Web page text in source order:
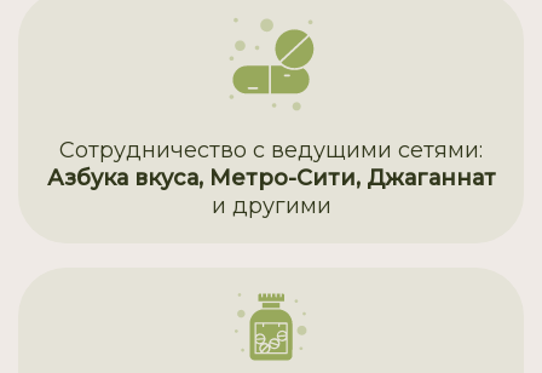
Сотрудничество с ведущими сетями:
Азбука вкуса, Метро-Сити, Джаганнат
и другими